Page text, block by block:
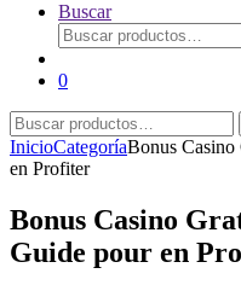
Buscar
Buscar
por:
0
Buscar
por:
InicioCategoríaBonus Casino
en Profiter
Bonus Casino
Guide pour en